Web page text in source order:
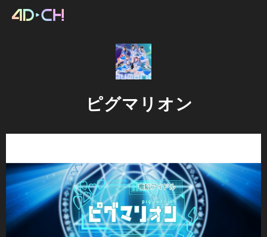
ピグマリオン